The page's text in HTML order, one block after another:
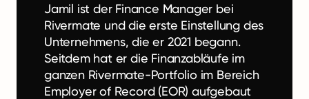
Jamil ist der Finance Manager bei
Rivermate und die erste Einstellung des
Unternehmens, die er 2021 begann.
Seitdem hat er die Finanzabläufe im
ganzen Rivermate-Portfolio im Bereich
Employer of Record (EOR) aufgebaut